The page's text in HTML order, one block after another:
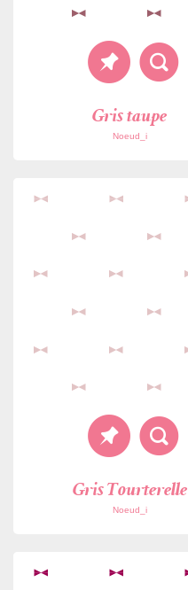
Gris taupe
Noeud_i
Gris Tourterelle
Noeud_i